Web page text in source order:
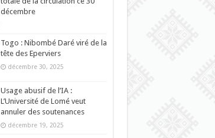
décembre
Togo : Nibombé Daré viré de la
tête des Eperviers
décembre 30, 2025
Usage abusif de l’IA :
L’Université de Lomé veut
annuler des soutenances
décembre 19, 2025